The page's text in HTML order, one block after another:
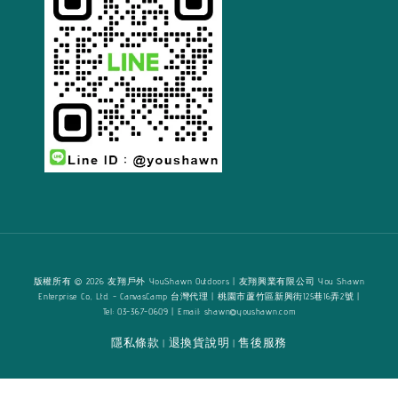
版權所有 © 2026 友翔戶外 YouShawn Outdoors | 友翔興業有限公司 You Shawn
Enterprise Co., Ltd. - CanvasCamp 台灣代理 | 桃園市蘆竹區新興街125巷16弄2號 |
Tel: 03-367-0609 | Email: shawn@youshawn.com
隱私條款 | 退換貨說明 |售後服務